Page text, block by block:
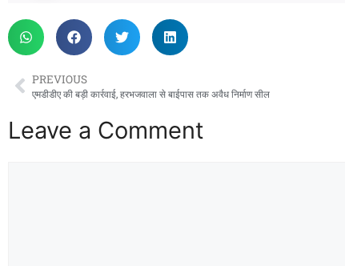
PREVIOUS
एमडीडीए की बड़ी कार्रवाई, हरभजवाला से बाईपास तक अवैध निर्माण सील
Leave a Comment